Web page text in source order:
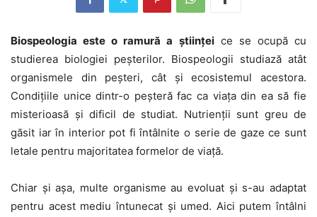
Biospeologia este o ramură a științeice se ocupă cu
studierea biologiei peșterilor. Biospeologii studiază atât
organismele din peșteri, cât și ecosistemul acestora.
Condițiile unice dintr-o peșteră fac ca viața din ea să fie
misterioasă și dificil de studiat. Nutrienții sunt greu de
găsit iar în interior pot fi întâlnite o serie de gaze ce sunt
letale pentru majoritatea formelor de viață.
Chiar și așa, multe organisme au evoluat și s-au adaptat
pentru acest mediu întunecat și umed. Aici putem întâlni